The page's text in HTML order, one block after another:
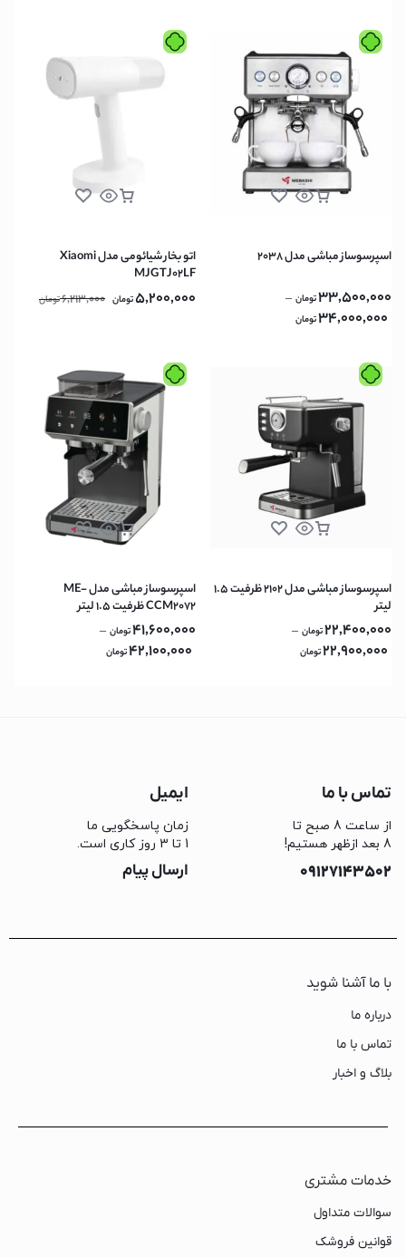
اسپرسوساز مباشی مدل 2038
33,500,000تومان –
34,000,000تومان
اتو بخار شیائومی مدل Xiaomi
MJGTJ02LF
5,200,000تومان 6,213,000تومان
اسپرسوساز مباشی مدل 2102 ظرفیت ۱.۵
لیتر
22,400,000تومان –
22,900,000تومان
اسپرسوساز مباشی مدل ME-
CCM2072 ظرفیت ۱.۵ لیتر
41,600,000تومان –
42,100,000تومان
تماس با ما
از ساعت 8 صبح تا
8 بعد ازظهر هستیم!
09127143502
ایمیل
زمان پاسخگویی ما
1 تا 3 روز کاری است.
ارسال پیام
با ما آشنا شوید
درباره ما
تماس با ما
بلاگ و اخبار
خدمات مشتری
سوالات متداول
قوانین فروشک